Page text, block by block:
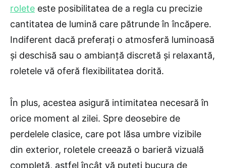
rolete este posibilitatea de a regla cu precizie
cantitatea de lumină care pătrunde în încăpere.
Indiferent dacă preferați o atmosferă luminoasă
și deschisă sau o ambianță discretă și relaxantă,
roletele vă oferă flexibilitatea dorită.
În plus, acestea asigură intimitatea necesară în
orice moment al zilei. Spre deosebire de
perdelele clasice, care pot lăsa umbre vizibile
din exterior, roletele creează o barieră vizuală
completă, astfel încât vă puteți bucura de